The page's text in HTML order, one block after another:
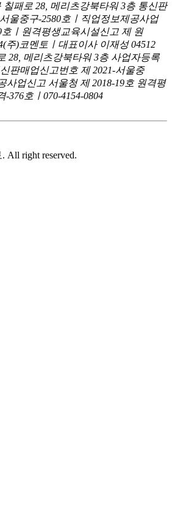
칠패로 28, 메리츠강북타워 3층 통신판
울중구-2580호ㅣ직업정보제공사업
호ㅣ원격평생교육시설신고 제 원
(주)코멘토ㅣ대표이사 이재성 04512
28, 메리츠강북타워 3층 사업자등록
판매업신고번호 제 2021-서울중
사업신고 서울청 제 2018-19호 원격평
376호ㅣ070-4154-0804
All right reserved.